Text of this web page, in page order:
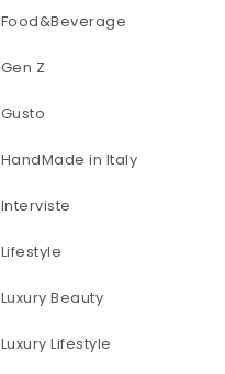
Food&Beverage
Gen Z
Gusto
HandMade in Italy
Interviste
Lifestyle
Luxury Beauty
Luxury Lifestyle